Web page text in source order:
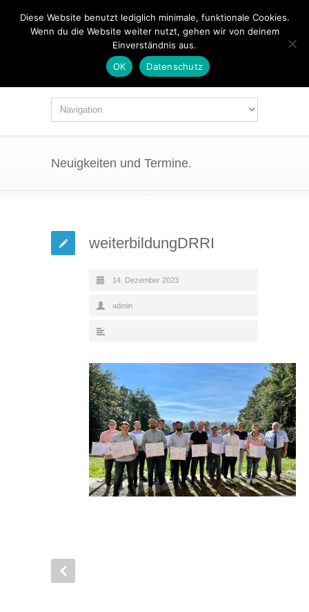
Neuigkeiten und Termine.
weiterbildungDRRI
14. Dezember 2023
admin
Diese Website benutzt lediglich minimale, funktionale Cookies.
Wenn du die Website weiter nutzt, gehen wir von deinem
Einverständnis aus.
OK
Datenschutz